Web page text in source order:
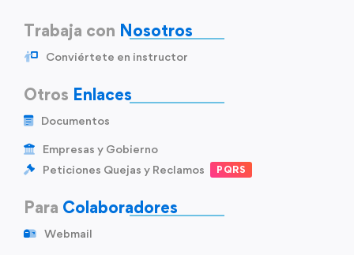
Trabaja con Nosotros
Conviértete en instructor
Otros Enlaces
Documentos
Empresas y Gobierno
Peticiones Quejas y Reclamos
PQRS
Para Colaboradores
Webmail